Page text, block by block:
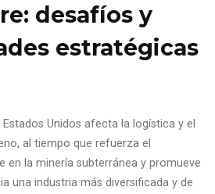
desafíos y
estratégicas
Unidos afecta la logística y el
al tiempo que refuerza el
en la minería subterránea y promueve
una industria más diversificada y de